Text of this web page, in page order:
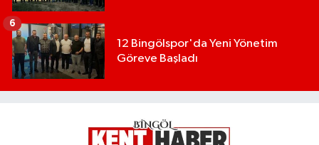
12 Bingölspor'da Yeni Yönetim
Göreve Başladı
6